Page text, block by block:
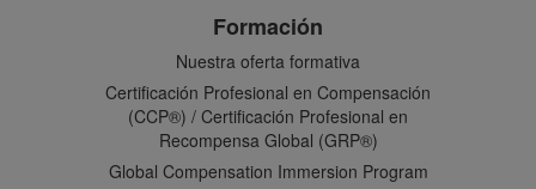
Formación
Nuestra oferta formativa
Certificación Profesional en Compensación
(CCP®) / Certificación Profesional en
Recompensa Global (GRP®)
Global Compensation Immersion Program